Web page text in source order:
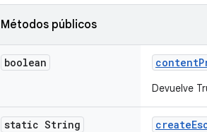
Métodos públicos
boolean content
Devuelve
static String create